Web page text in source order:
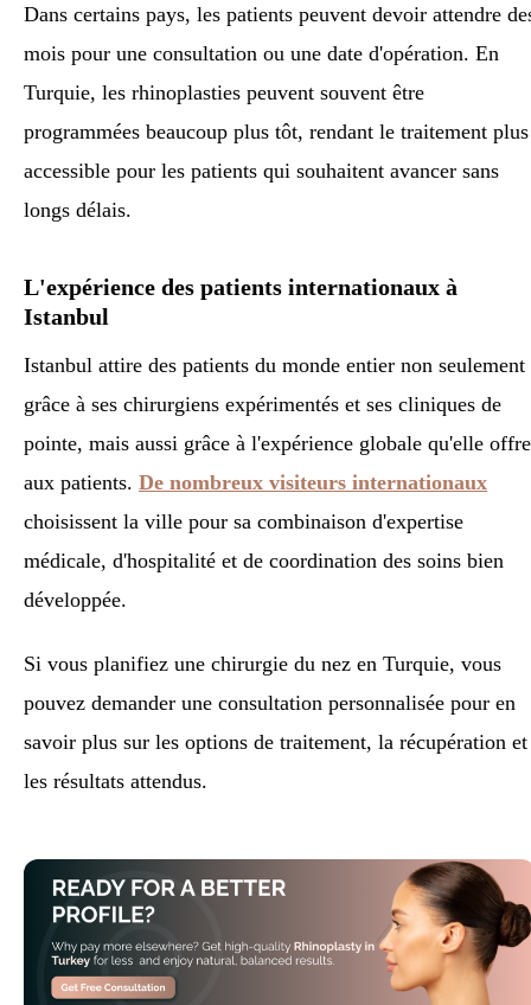
Dans certains pays, les patients peuvent devoir attendre
mois pour une consultation ou une date d'opération. En
Turquie, les rhinoplasties peuvent souvent être
programmées beaucoup plus tôt, rendant le traitement plus
accessible pour les patients qui souhaitent avancer sans
longs délais.
L'expérience des patients internationaux à
Istanbul
Istanbul attire des patients du monde entier non seulement
grâce à ses chirurgiens expérimentés et ses cliniques de
pointe, mais aussi grâce à l'expérience globale qu'elle offre
aux patients. De nombreux visiteurs internationaux
choisissent la ville pour sa combinaison d'expertise
médicale, d'hospitalité et de coordination des soins bien
développée.
Si vous planifiez une chirurgie du nez en Turquie, vous
pouvez demander une consultation personnalisée pour en
savoir plus sur les options de traitement, la récupération et
les résultats attendus.